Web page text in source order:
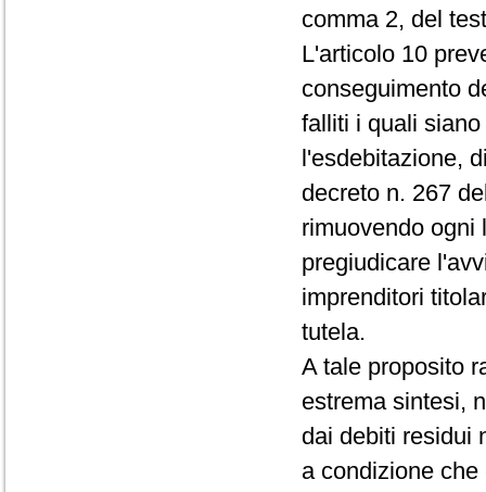
comma 2, del
L'articolo 10
conseguimento
falliti i quali
l'esdebitazione,
decreto n. 267
rimuovendo ogni
pregiudicare
imprenditori
tutela.
A tale proposito
estrema sintesi,
dai debiti residui
a condizione